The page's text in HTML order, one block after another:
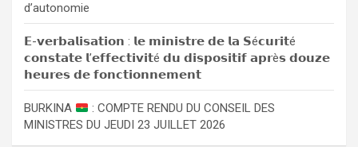
d’autonomie
𝗘-𝘃𝗲𝗿𝗯𝗮𝗹𝗶𝘀𝗮𝘁𝗶𝗼𝗻 : 𝗹𝗲 𝗺𝗶𝗻𝗶𝘀𝘁𝗿𝗲 𝗱𝗲 𝗹𝗮 𝗦é𝗰𝘂𝗿𝗶𝘁é
𝗰𝗼𝗻𝘀𝘁𝗮𝘁𝗲 𝗹’𝗲𝗳𝗳𝗲𝗰𝘁𝗶𝘃𝗶𝘁é 𝗱𝘂 𝗱𝗶𝘀𝗽𝗼𝘀𝗶𝘁𝗶𝗳 𝗮𝗽𝗿è𝘀 𝗱𝗼𝘂𝘇𝗲
𝗵𝗲𝘂𝗿𝗲𝘀 𝗱𝗲 𝗳𝗼𝗻𝗰𝘁𝗶𝗼𝗻𝗻𝗲𝗺𝗲𝗻𝘁
BURKINA
: COMPTE RENDU DU CONSEIL DES
MINISTRES DU JEUDI 23 JUILLET 2026